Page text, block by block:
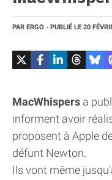
PAR ERGO - PUBLIÉ LE 20
MacWhispers a
informent avoir
proposent à Apple
défunt Newton.
Ils vont même